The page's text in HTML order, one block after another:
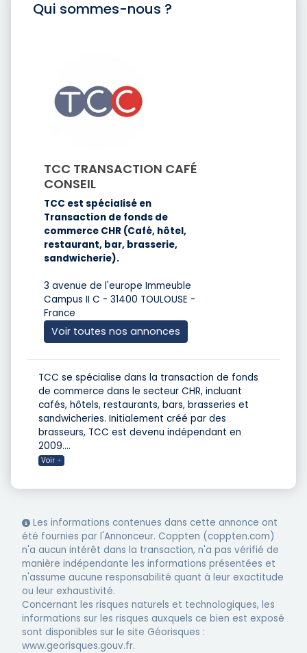
Qui sommes-nous ?
TCC TRANSACTION CAFÉ
CONSEIL
TCC est spécialisé en
Transaction de fonds de
commerce CHR (Café, hôtel,
restaurant, bar, brasserie,
sandwicherie).
3 avenue de l'europe Immeuble
Campus II C - 31400 TOULOUSE -
France
Voir toutes nos annonces
TCC se spécialise dans la transaction de fonds
de commerce dans le secteur CHR, incluant
cafés, hôtels, restaurants, bars, brasseries et
sandwicheries. Initialement créé par des
brasseurs, TCC est devenu indépendant en
2009....
Voir +
Les informations contenues dans cette annonce ont
été fournies par l'Annonceur. Coppten (coppten.com)
n'a aucun intérêt dans la transaction, n'a pas vérifié de
manière indépendante les informations présentées et
n'assume aucune responsabilité quant à leur exactitude
ou leur exhaustivité.
Concernant les risques naturels et technologiques, les
informations sur les risques auxquels ce bien est exposé
sont disponibles sur le site Géorisques :
www.georisques.gouv.fr.